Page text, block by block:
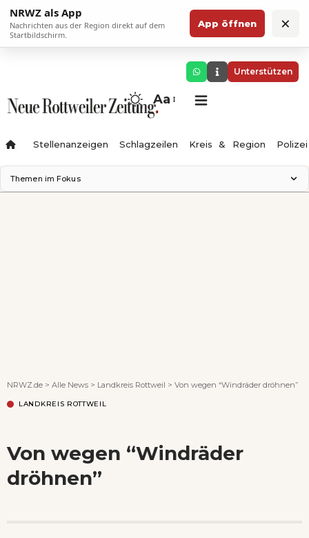
NRWZ als App
Nachrichten aus der Region direkt auf dem
Startbildschirm.
App öffnen ×
Unterstützen
Aa
Stellenanzeigen Schlagzeilen Kreis & Region Polizei
Themen im Fokus
NRWZ.de > Alle News > Landkreis Rottweil > Von wegen “Windräder dröhnen”
LANDKREIS ROTTWEIL
Von wegen “Windräder
dröhnen”